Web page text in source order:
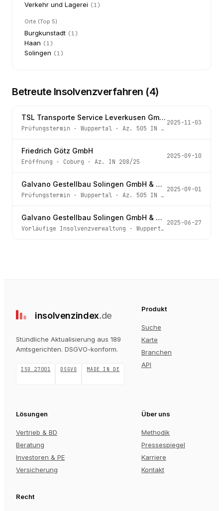
Verkehr und Lagerei (1)
Orte (Top 5)
Burgkunstadt (1)
Haan (1)
Solingen (1)
Betreute Insolvenzverfahren (4)
TSL Transporte Service Leverkusen GmbH
Prüfungstermin · Wuppertal · Az. 505 IN 119/25
2025-11-03
Friedrich Götz GmbH
Eröffnung · Coburg · Az. IN 208/25
2025-09-10
Galvano Gestellbau Solingen GmbH & Co. KG
Prüfungstermin · Wuppertal · Az. 505 IN 163/25
2025-09-01
Galvano Gestellbau Solingen GmbH & Co. KG
Vorläufige Insolvenzverwaltung · Wuppertal
2025-06-27
insolvenzindex.de
Stündliche Aktualisierung aus 189
Amtsgerichten. DSGVO-konform.
ISO 27001 DSGVO MADE IN DE
Produkt
Suche
Karte
Branchen
API
Lösungen
Vertrieb & BD
Beratung
Investoren & PE
Versicherung
Über uns
Methodik
Pressespiegel
Karriere
Kontakt
Recht